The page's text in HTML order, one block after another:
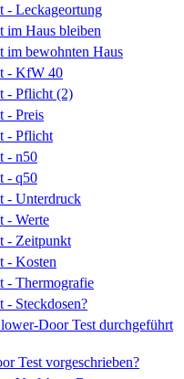
- Leckageortung
im Haus bleiben
im bewohnten Haus
- KfW 40
- Pflicht (2)
- Preis
- Pflicht
- n50
- q50
- Unterdruck
- Werte
- Zeitpunkt
- Kosten
- Thermografie
Steckdosen?
Door Test durchgeführt
Test vorgeschrieben?